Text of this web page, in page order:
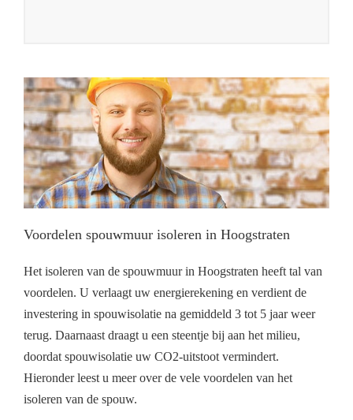
Voordelen spouwmuur isoleren in Hoogstraten
Het isoleren van de spouwmuur in Hoogstraten heeft tal van
voordelen. U verlaagt uw energierekening en verdient de
investering in spouwisolatie na gemiddeld 3 tot 5 jaar weer
terug. Daarnaast draagt u een steentje bij aan het milieu,
doordat spouwisolatie uw CO2-uitstoot vermindert.
Hieronder leest u meer over de vele voordelen van het
isoleren van de spouw.